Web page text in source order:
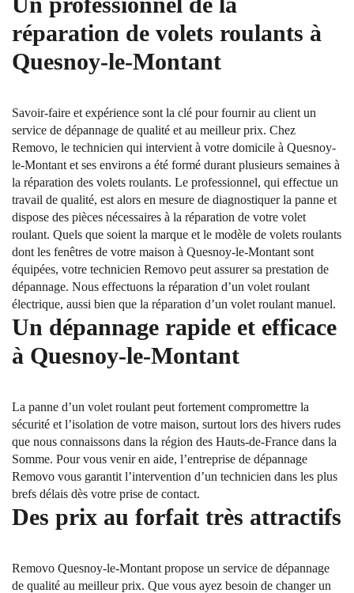
réparation de volets roulants à
Quesnoy-le-Montant
Savoir-faire et expérience sont la clé pour fournir au client un
service de dépannage de qualité et au meilleur prix. Chez
Removo, le technicien qui intervient à votre domicile à Quesnoy-
le-Montant et ses environs a été formé durant plusieurs semaines à
la réparation des volets roulants. Le professionnel, qui effectue un
travail de qualité, est alors en mesure de diagnostiquer la panne et
dispose des pièces nécessaires à la réparation de votre volet
roulant. Quels que soient la marque et le modèle de volets roulants
dont les fenêtres de votre maison à Quesnoy-le-Montant sont
équipées, votre technicien Removo peut assurer sa prestation de
dépannage. Nous effectuons la réparation d’un volet roulant
électrique, aussi bien que la réparation d’un volet roulant manuel.
Un dépannage rapide et efficace
à Quesnoy-le-Montant
La panne d’un volet roulant peut fortement compromettre la
sécurité et l’isolation de votre maison, surtout lors des hivers rudes
que nous connaissons dans la région des Hauts-de-France dans la
Somme. Pour vous venir en aide, l’entreprise de dépannage
Removo vous garantit l’intervention d’un technicien dans les plus
brefs délais dès votre prise de contact.
Des prix au forfait très attractifs
Removo Quesnoy-le-Montant propose un service de dépannage
de qualité au meilleur prix. Que vous ayez besoin de changer un